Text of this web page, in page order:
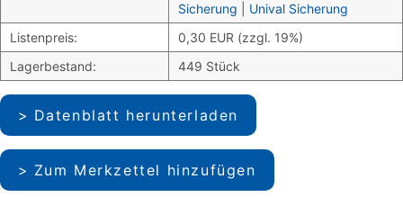
Sicherung
Unival Sicherung
Listenpreis:
0,30 EUR (zzgl. 19%)
Lagerbestand:
449 Stück
Datenblatt herunterladen
Zum Merkzettel hinzufügen